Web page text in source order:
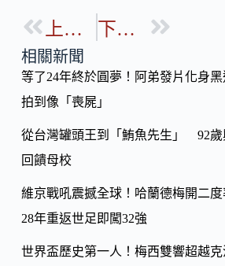
b
o
p
Li
k
上一篇 下一篇
相關新聞
等了24年終於圓夢！阿弟發片化身
拍到像「喪屍」
從台灣罐頭王到「鮪魚先生」 92歲
回饋母校
維京戰吼震撼全球！哈蘭德梅開二
28年重返世足即闖32強
世界盃歷史第一人！梅西雙響超越